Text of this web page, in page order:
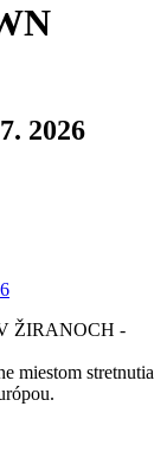
2026
ŽIRANOCH -
miestom stretnutia